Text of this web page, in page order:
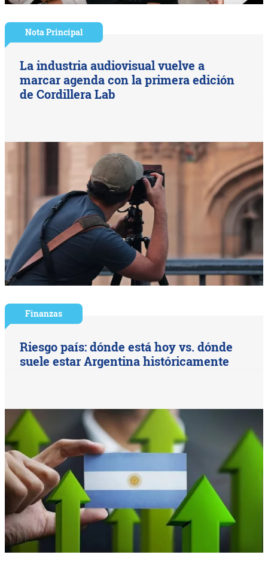
Nota Principal
La industria audiovisual vuelve a
marcar agenda con la primera edición
de Cordillera Lab
Finanzas
Riesgo país: dónde está hoy vs. dónde
suele estar Argentina históricamente